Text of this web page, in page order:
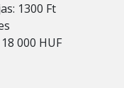
1300 Ft
000 HUF